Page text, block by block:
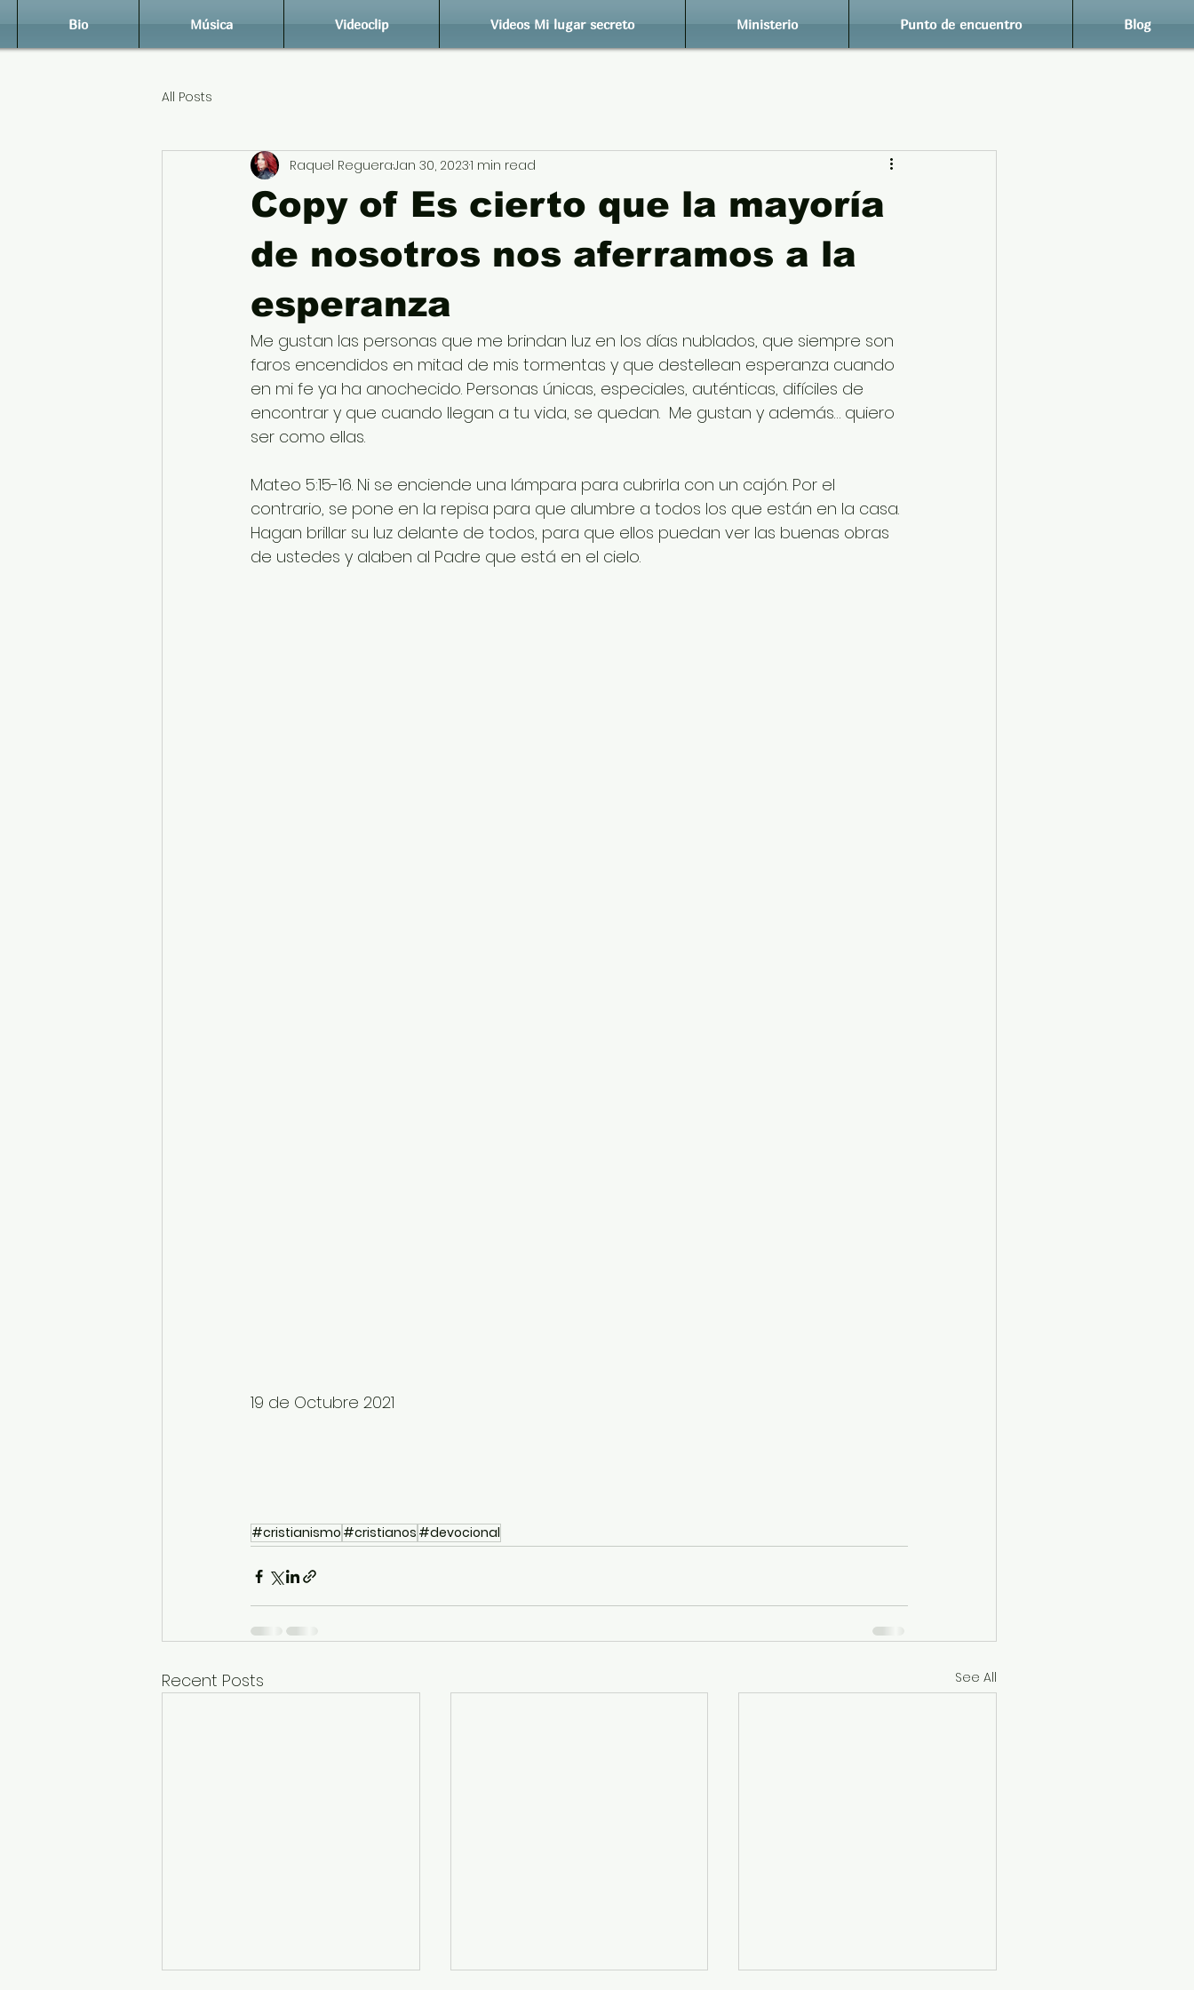
Bio Música Videoclip Videos Mi lugar secreto Ministerio Punto de encuentro Blog
All Posts
Copy of Es cierto que la mayoría
de nosotros nos aferramos a la
esperanza
Raquel RegueraJan 30, 20231 min read
Me gustan las personas que me brindan luz en los días nublados, que siempre son
faros encendidos en mitad de mis tormentas y que destellean esperanza cuando
en mi fe ya ha anochecido. Personas únicas, especiales, auténticas, difíciles de
encontrar y que cuando llegan a tu vida, se quedan.  Me gustan y además… quiero
ser como ellas.
Mateo 5:15-16. Ni se enciende una lámpara para cubrirla con un cajón. Por el
contrario, se pone en la repisa para que alumbre a todos los que están en la casa.
Hagan brillar su luz delante de todos, para que ellos puedan ver las buenas obras
de ustedes y alaben al Padre que está en el cielo.
19 de Octubre 2021
#cristianismo #cristianos #devocional
Recent Posts See All